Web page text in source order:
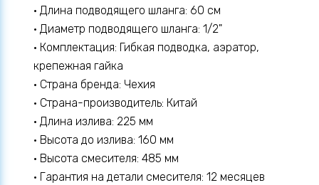
• Длина подводящего шланга: 60 см
• Диаметр подводящего шланга: 1/2"
• Комплектация: Гибкая подводка, аэратор,
крепежная гайка
• Страна бренда: Чехия
• Страна-производитель: Китай
• Длина излива: 225 мм
• Высота до излива: 160 мм
• Высота смесителя: 485 мм
• Гарантия на детали смесителя: 12 месяцев